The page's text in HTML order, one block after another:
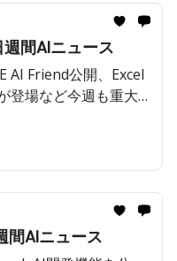
間AIニュース
AI Friend公開、Excel
登場など今週も重大AI
間AIニュース